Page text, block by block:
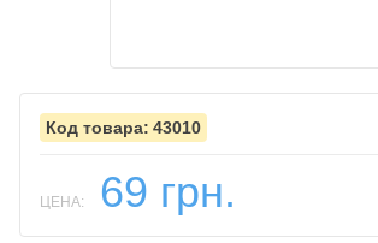
43010
ЦЕНА: 69 грн.